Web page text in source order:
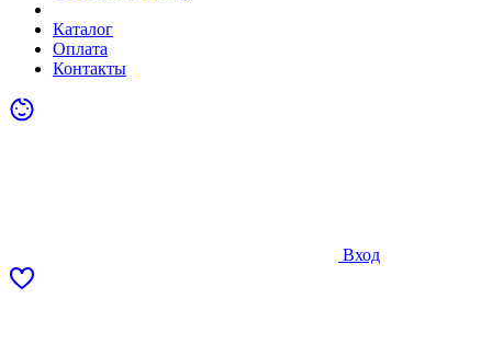
Каталог
Оплата
Контакты
Вход